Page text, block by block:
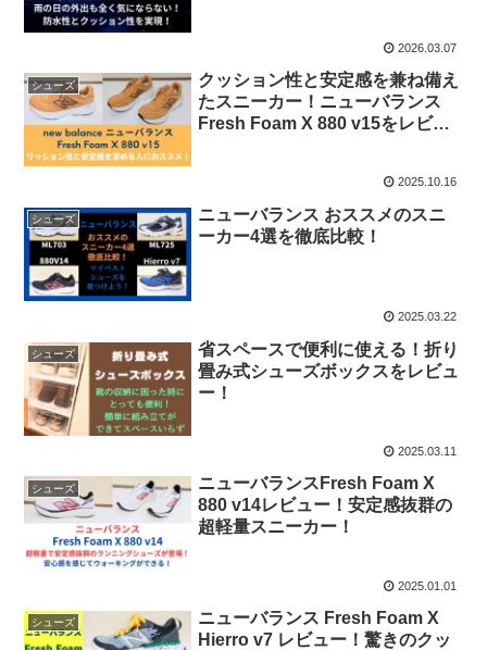
2026.03.07
シューズ
クッション性と安定感を兼ね備え
たスニーカー！ニューバランス
Fresh Foam X 880 v15をレビュ
2025.10.16
シューズ
ニューバランス おススメのスニ
ーカー4選を徹底比較！
2025.03.22
シューズ
省スペースで便利に使える！折り
畳み式シューズボックスをレビュ
ー！
2025.03.11
シューズ
ニューバランスFresh Foam X
880 v14レビュー！安定感抜群の
超軽量スニーカー！
2025.01.01
シューズ
ニューバランス Fresh Foam X
Hierro v7 レビュー！驚きのクッ